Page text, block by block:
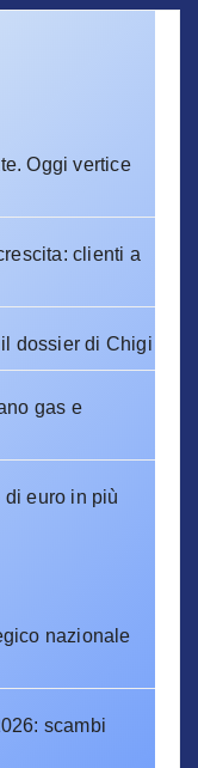
Oggi vertice
clienti a
dossier di Chigi
gas e
euro in più
nazionale
scambi